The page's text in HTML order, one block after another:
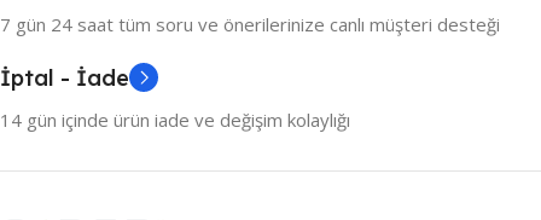
7 gün 24 saat tüm soru ve önerilerinize canlı müşteri desteği
İptal - İade
14 gün içinde ürün iade ve değişim kolaylığı